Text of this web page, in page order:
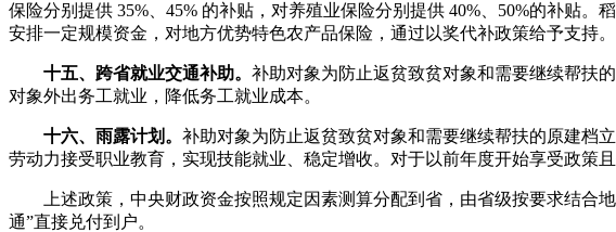
保险分别提供 35%、45% 的补贴，对养殖业保险分别提供 40%、50%的补贴
安排一定规模资金，对地方优势特色农产品保险，通过以奖代补政策给予支持。
十五、跨省就业交通补助。 补助对象为防止返贫致贫对象和需要继续帮扶
对象外出务工就业，降低务工就业成本。
十六、雨露计划。 补助对象为防止返贫致贫对象和需要继续帮扶的原建档
劳动力接受职业教育，实现技能就业、稳定增收。对于以前年度开始享受政策
上述政策，中央财政资金按照规定因素测算分配到省，由省级按要求结合
通”直接兑付到户。